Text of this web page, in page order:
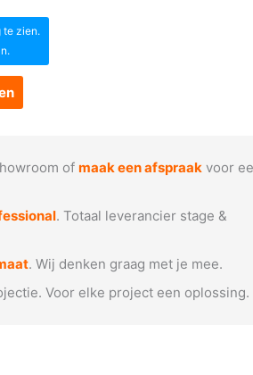
te zien.
ofmaak een afspraak voor
. Totaal leverancier stage &
. Wij denken graag met je mee.
Voor elke project een oplossing.